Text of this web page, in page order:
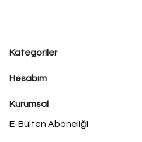
Kategoriler
Hesabım
Kurumsal
E-Bülten Aboneliği